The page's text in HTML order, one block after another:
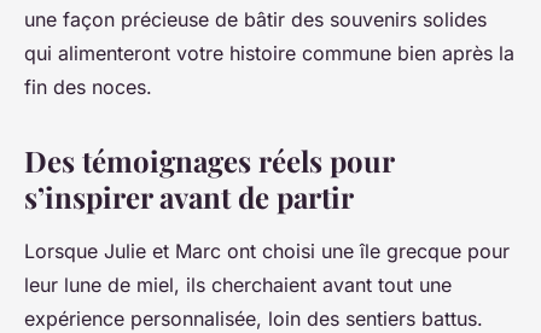
une façon précieuse de bâtir des souvenirs solides
qui alimenteront votre histoire commune bien après la
fin des noces.
Des témoignages réels pour
s’inspirer avant de partir
Lorsque Julie et Marc ont choisi une île grecque pour
leur lune de miel, ils cherchaient avant tout une
expérience personnalisée, loin des sentiers battus.